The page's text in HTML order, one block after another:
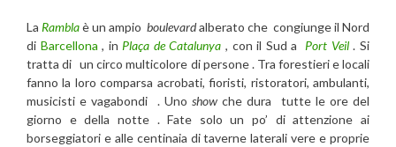
La Ramblaè un ampio boulevardalberato che congiunge il Nord
di Barcellona , in Plaça de Catalunya , con il Sud a Port Veil. Si
tratta di un circo multicolore di persone . Tra forestieri e locali
fanno la loro comparsa acrobati, fioristi, ristoratori, ambulanti,
musicisti e vagabondi . Uno showche dura tutte le ore del
giorno e della notte . Fate solo un po’ di attenzione ai
borseggiatori e alle centinaia di taverne laterali vere e proprie